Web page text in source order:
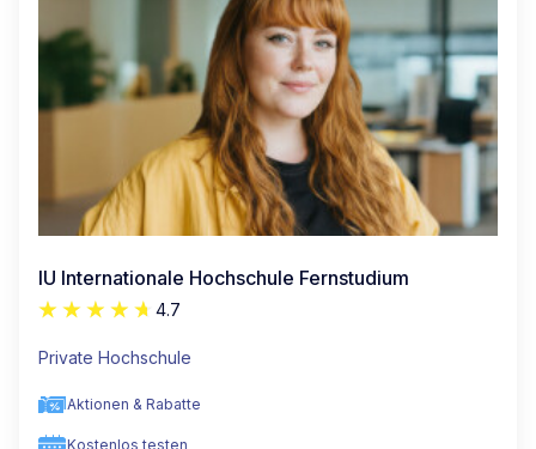
IU Internationale Hochschule Fernstudium
4.7
Private Hochschule
Aktionen & Rabatte
Kostenlos testen